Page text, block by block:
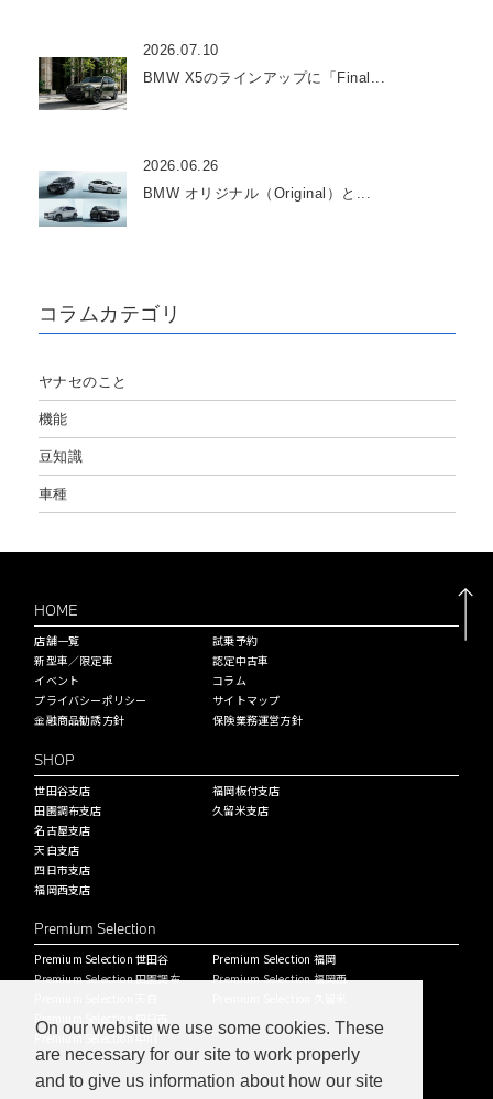
2026.07.10
BMW X5のラインアップに「Final...
2026.06.26
BMW オリジナル（Original）と...
コラムカテゴリ
ヤナセのこと
機能
豆知識
車種
HOME
店舗一覧
新型車／限定車
イベント
プライバシーポリシー
金融商品勧誘方針
試乗予約
認定中古車
コラム
サイトマップ
保険業務運営方針
SHOP
世田谷支店
田園調布支店
名古屋支店
天白支店
四日市支店
福岡西支店
福岡板付支店
久留米支店
Premium Selection
Premium Selection 世田谷
Premium Selection 田園調布
Premium Selection 四日市
Premium Selection 中川
Premium Selection 福岡
Premium Selection 福岡西
On our website we use some cookies. These
are necessary for our site to work properly
and to give us information about how our site